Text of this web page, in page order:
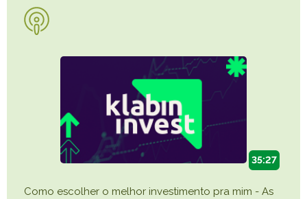
35:27
Como escolher o melhor investimento pra mim - As